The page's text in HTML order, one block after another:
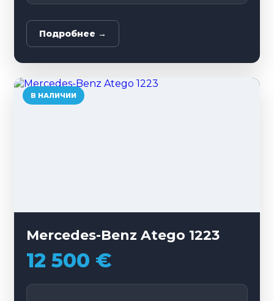
Подробнее →
В НАЛИЧИИ
Mercedes-Benz Atego 1223
12 500 €